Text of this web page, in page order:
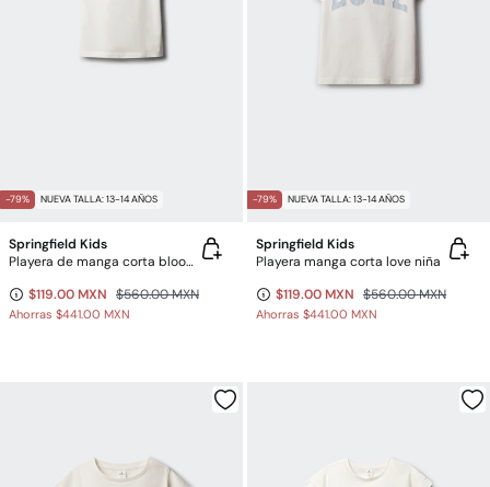
-79% NUEVA TALLA: 13-14 AÑOS
Springfield Kids
Playera de manga corta bloom para niña
$119.00 MXN $560.00 MXN
Ahorras $441.00 MXN
-79% NUEVA TALLA: 13-14 AÑOS
Springfield Kids
Playera manga corta love niña
$119.00 MXN $560.00 MXN
Ahorras $441.00 MXN